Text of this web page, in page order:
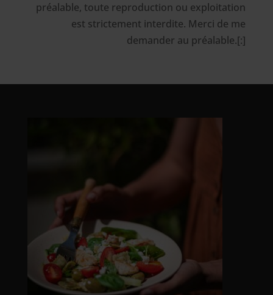
préalable, toute reproduction ou exploitation
est strictement interdite. Merci de me
demander au préalable.[:]